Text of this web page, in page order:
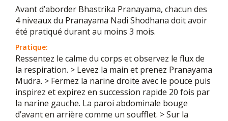
Avant d’aborder Bhastrika Pranayama, chacun des
4 niveaux du Pranayama Nadi Shodhana doit avoir
été pratiqué durant au moins 3 mois.
Pratique:
Ressentez le calme du corps et observez le flux de
la respiration. > Levez la main et prenez Pranayama
Mudra. > Fermez la narine droite avec le pouce puis
inspirez et expirez en succession rapide 20 fois par
la narine gauche. La paroi abdominale bouge
d’avant en arrière comme un soufflet. > Sur la